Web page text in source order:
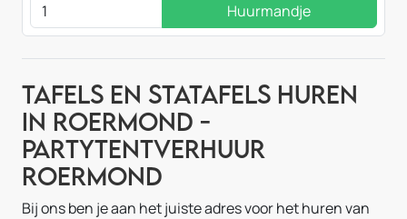
Huurmandje
Tafels en statafels huren
in Roermond -
Partytentverhuur
Roermond
Bij ons ben je aan het juiste adres voor het huren van